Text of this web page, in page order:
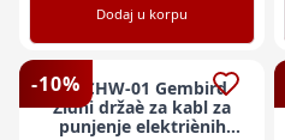
Dodaj u korpu
-10%
EV-CHW-01 Gembird
Zidni držaè za kabl za
punjenje elektriènih